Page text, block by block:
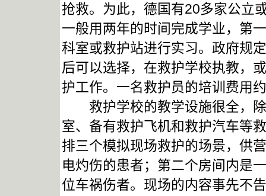
抢救。为此，德国有20多家公立
一般用两年的时间完成学业，第
科室或救护站进行实习。政府规
后可以选择，在救护学校执教，
护工作。一名救护员的培训费用
救护学校的教学设施很全，除
室、备有救护飞机和救护汽车等
排三个模拟现场救护的场景，供
电灼伤的患者；第二个房间内是
位车祸伤者。现场的内容事先不